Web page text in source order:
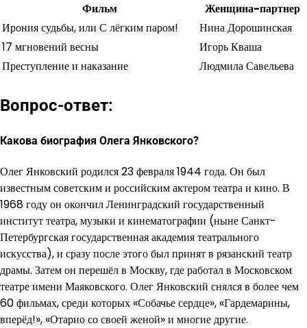
Фильм
Женщина-партнер
Ирония судьбы, или С лёгким паром!
Нина Дорошинская
17 мгновений весны
Игорь Кваша
Преступление и наказание
Людмила Савельева
Вопрос-ответ:
Какова биография Олега Янковского?
Олег Янковский родился 23 февраля 1944 года. Он был
известным советским и российским актером театра и кино. В
1968 году он окончил Ленинградский государственный
институт театра, музыки и кинематографии (ныне Санкт-
Петербургская государственная академия театрального
искусства), и сразу после этого был принят в рязанский театр
драмы. Затем он перешёл в Москву, где работал в Московском
театре имени Маяковского. Олег Янковский снялся в более чем
60 фильмах, среди которых «Собачье сердце», «Гардемарины,
вперёд!», «Отарио со своей женой» и многие другие.